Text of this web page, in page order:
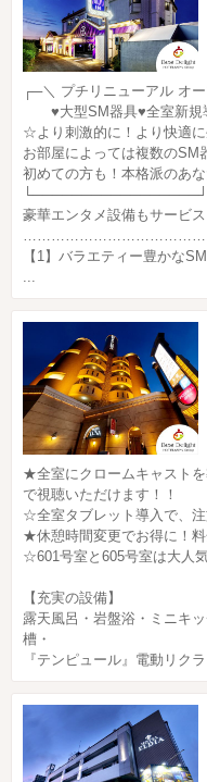
┌─＼ プチリニューアル オ
♥大型SM器具♥全室
☆より刺激的に！より快適
お部屋によっては複数のSM
初めての方も！本格派のあな
└─────────────────┘
豪華エンタメ設備もサービス
【1】バラエティー豊かな
★全室にクロームキャスト
で視聴いただけます！！
☆全室タブレット導入で、
★休憩時間変更でお得に！料
☆601号室と605号室は大人
【充実の設備】
露天風呂・岩盤浴・ミニキ
槽・
『テンピュール』電動リク